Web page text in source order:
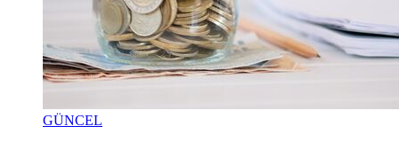
GÜNCEL